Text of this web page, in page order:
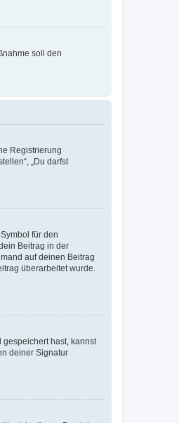
soll den
Registrierung
„Du darfst
für den
Beitrag in der
auf deinen Beitrag
überarbeitet wurde.
hast, kannst
deiner Signatur